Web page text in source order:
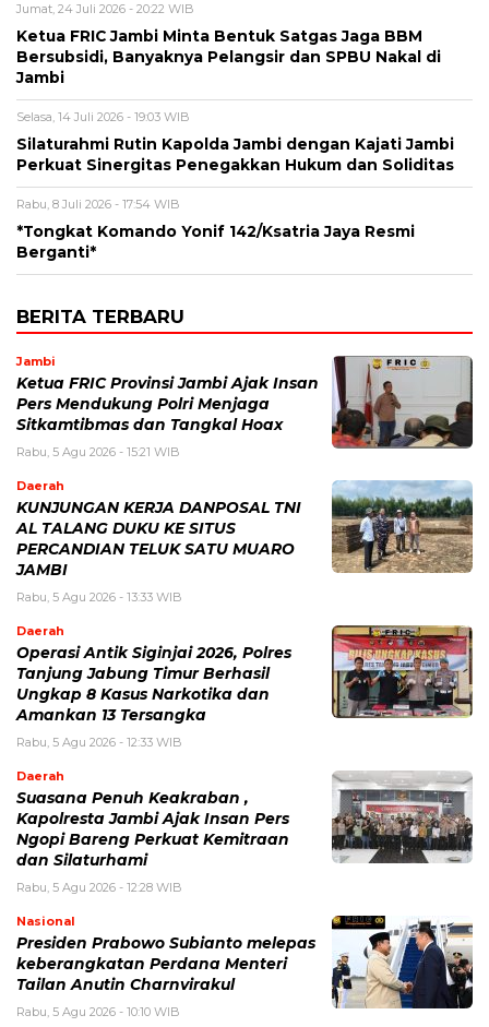
Jumat, 24 Juli 2026 - 20:22 WIB
Ketua FRIC Jambi Minta Bentuk Satgas Jaga BBM
Bersubsidi, Banyaknya Pelangsir dan SPBU Nakal di
Jambi
Selasa, 14 Juli 2026 - 19:03 WIB
Silaturahmi Rutin Kapolda Jambi dengan Kajati Jambi
Perkuat Sinergitas Penegakkan Hukum dan Soliditas
Rabu, 8 Juli 2026 - 17:54 WIB
*Tongkat Komando Yonif 142/Ksatria Jaya Resmi
Berganti*
BERITA TERBARU
Jambi
Ketua FRIC Provinsi Jambi Ajak Insan
Pers Mendukung Polri Menjaga
Sitkamtibmas dan Tangkal Hoax
Rabu, 5 Agu 2026 - 15:21 WIB
Daerah
KUNJUNGAN KERJA DANPOSAL TNI
AL TALANG DUKU KE SITUS
PERCANDIAN TELUK SATU MUARO
JAMBI
Rabu, 5 Agu 2026 - 13:33 WIB
Daerah
Operasi Antik Siginjai 2026, Polres
Tanjung Jabung Timur Berhasil
Ungkap 8 Kasus Narkotika dan
Amankan 13 Tersangka
Rabu, 5 Agu 2026 - 12:33 WIB
Daerah
Suasana Penuh Keakraban ,
Kapolresta Jambi Ajak Insan Pers
Ngopi Bareng Perkuat Kemitraan
dan Silaturhami
Rabu, 5 Agu 2026 - 12:28 WIB
Nasional
Presiden Prabowo Subianto melepas
keberangkatan Perdana Menteri
Tailan Anutin Charnvirakul
Rabu, 5 Agu 2026 - 10:10 WIB